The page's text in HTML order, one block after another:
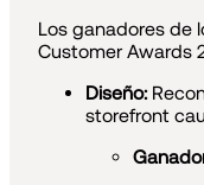
Los ganadores de
Customer Awards
Diseño:
storefront